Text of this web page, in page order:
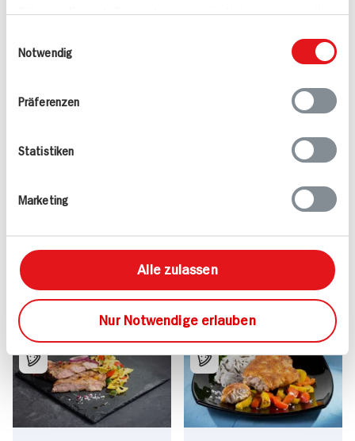
führen diese Informationen möglicherweise mit
bereitgestellt haben oder die sie im Rahmen
Notwendig
Präferenzen
Statistiken
Marketing
Alle zulassen
Nur Notwendige erlauben
Orangenlikoer 40% vol.
Orangenlikoer 2er 40%
4.99
Alle Rezepte